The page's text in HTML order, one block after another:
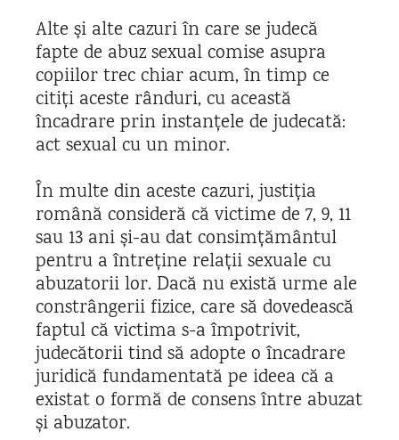
Alte și alte cazuri în care se judecă
fapte de abuz sexual comise asupra
copiilor trec chiar acum, în timp ce
citiți aceste rânduri, cu această
încadrare prin instanțele de judecată:
act sexual cu un minor.
În multe din aceste cazuri, justiția
română consideră că victime de 7, 9, 11
sau 13 ani și-au dat consimțământul
pentru a întreține relații sexuale cu
abuzatorii lor. Dacă nu există urme ale
constrângerii fizice, care să dovedească
faptul că victima s-a împotrivit,
judecătorii tind să adopte o încadrare
juridică fundamentată pe ideea că a
existat o formă de consens între abuzat
și abuzator.